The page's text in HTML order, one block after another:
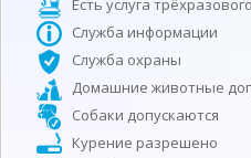
Служба информации
Служба охраны
Домашние животные
Собаки допускаются
Курение разрешено